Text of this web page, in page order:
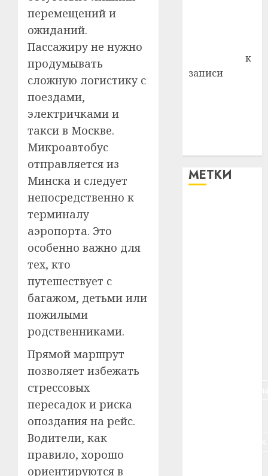
перемещений и
ожиданий.
Пассажиру не нужно
продумывать
сложную логистику с
поездами,
электричками и
такси в Москве.
Микроавтобус
отправляется из
Минска и следует
непосредственно к
терминалу
аэропорта. Это
особенно важно для
тех, кто
путешествует с
багажом, детьми или
пожилыми
родственниками.
Прямой маршрут
позволяет избежать
стрессовых
пересадок и риска
опоздания на рейс.
Водители, как
правило, хорошо
ориентируются в
к
записи
МЕТКИ